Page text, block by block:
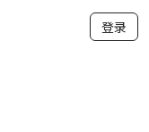
登录